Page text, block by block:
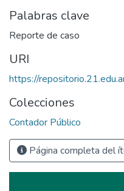
Palabras clave
Reporte de caso
URI
https://
Colecciones
Contador Público
Página completa del